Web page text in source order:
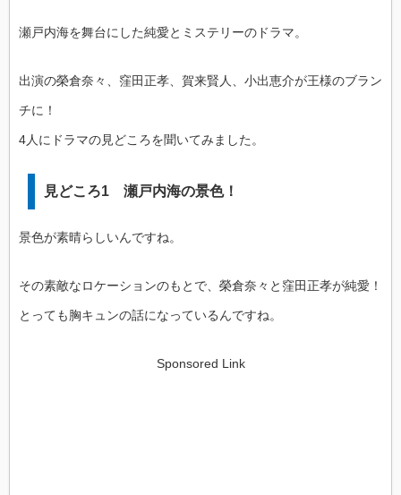
瀬戸内海を舞台にした純愛とミステリーのドラマ。
出演の榮倉奈々、窪田正孝、賀来賢人、小出恵介が王様のブラン
チに！
4人にドラマの見どころを聞いてみました。
見どころ1 瀬戸内海の景色！
景色が素晴らしいんですね。
その素敵なロケーションのもとで、榮倉奈々と窪田正孝が純愛！
とっても胸キュンの話になっているんですね。
Sponsored Link